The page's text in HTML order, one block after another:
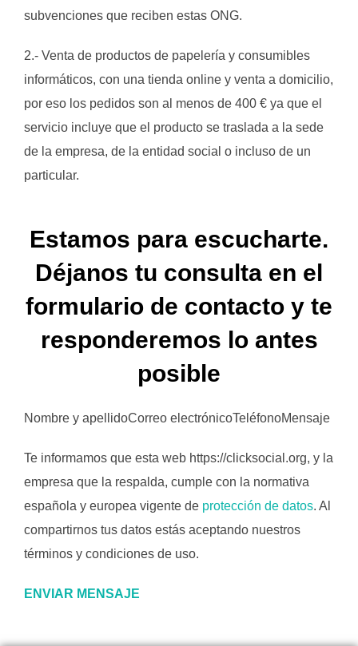
subvenciones que reciben estas ONG.
2.- Venta de productos de papelería y consumibles
informáticos, con una tienda online y venta a domicilio,
por eso los pedidos son al menos de 400 € ya que el
servicio incluye que el producto se traslada a la sede
de la empresa, de la entidad social o incluso de un
particular.
Estamos para escucharte.
Déjanos tu consulta en el
formulario de contacto y te
responderemos lo antes
posible
Nombre y apellidoCorreo electrónicoTeléfonoMensaje
Te informamos que esta web https://clicksocial.org, y la
empresa que la respalda, cumple con la normativa
española y europea vigente de protección de datos. Al
compartirnos tus datos estás aceptando nuestros
términos y condiciones de uso.
ENVIAR MENSAJE